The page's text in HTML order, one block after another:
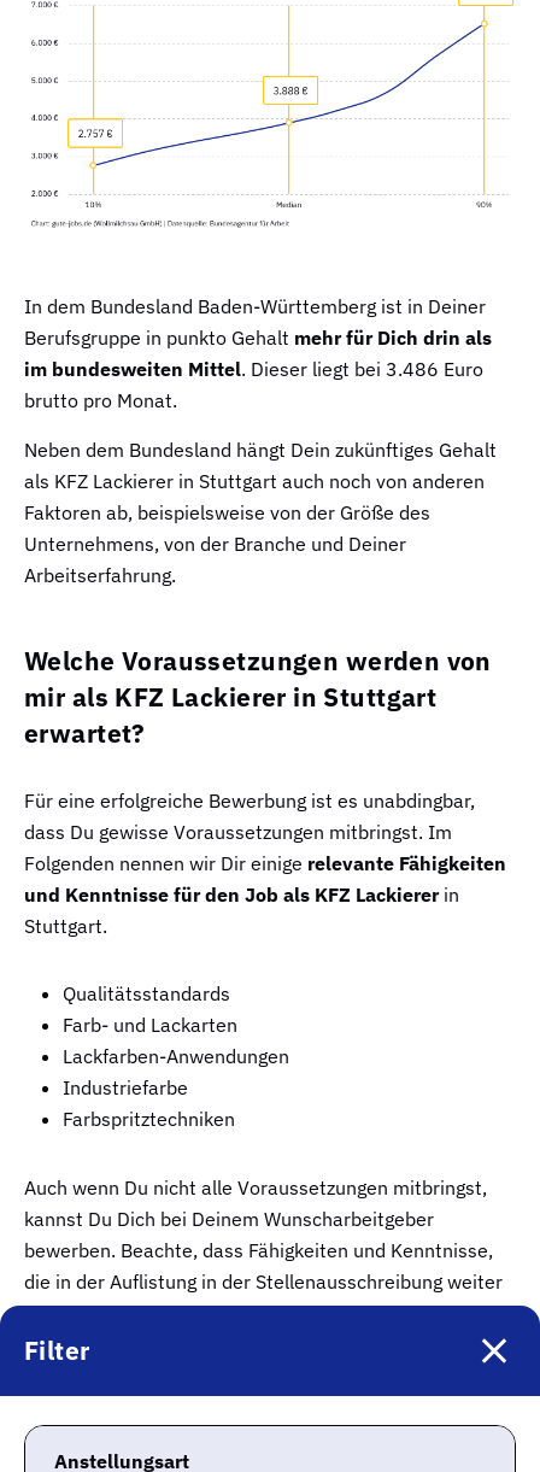
Filter
Anstellungsart
In dem Bundesland Baden-Württemberg ist in Deiner
Berufsgruppe in punkto Gehalt mehr für Dich drin als
im bundesweiten Mittel. Dieser liegt bei 3.486 Euro
brutto pro Monat.
Neben dem Bundesland hängt Dein zukünftiges Gehalt
als KFZ Lackierer in Stuttgart auch noch von anderen
Faktoren ab, beispielsweise von der Größe des
Unternehmens, von der Branche und Deiner
Arbeitserfahrung.
Welche Voraussetzungen werden von
mir als KFZ Lackierer in Stuttgart
erwartet?
Für eine erfolgreiche Bewerbung ist es unabdingbar,
dass Du gewisse Voraussetzungen mitbringst. Im
Folgenden nennen wir Dir einige relevante Fähigkeiten
und Kenntnisse für den Job als KFZ Lackiererin
Stuttgart.
Qualitätsstandards
Farb- und Lackarten
Lackfarben-Anwendungen
Industriefarbe
Farbspritztechniken
Auch wenn Du nicht alle Voraussetzungen mitbringst,
kannst Du Dich bei Deinem Wunscharbeitgeber
bewerben. Beachte, dass Fähigkeiten und Kenntnisse,
die in der Auflistung in der Stellenausschreibung weiter
oben genannt werden, wichtiger als nachrangig gelistete
sind.
Welche Tätigkeiten erledigt ein KFZ